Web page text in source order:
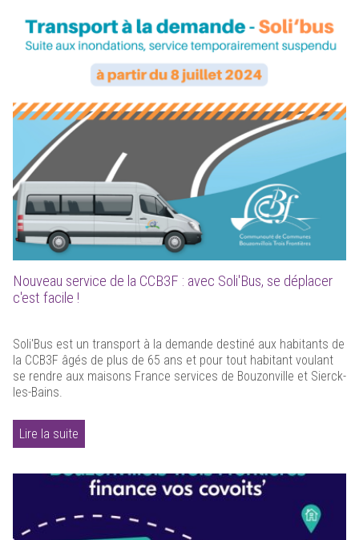
Nouveau service de la CCB3F : avec Soli'Bus, se déplacer
c'est facile !
Soli'Bus est un transport à la demande destiné aux habitants de
la CCB3F âgés de plus de 65 ans et pour tout habitant voulant
se rendre aux maisons France services de Bouzonville et Sierck-
les-Bains.
Lire la suite